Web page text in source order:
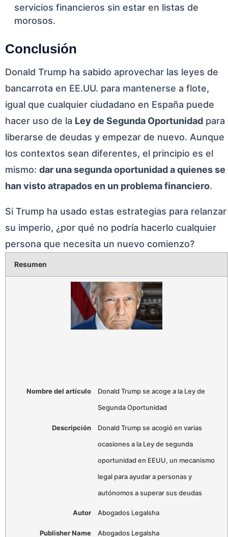
servicios financieros sin estar en listas de
morosos.
Conclusión
Donald Trump ha sabido aprovechar las leyes de
bancarrota en EE.UU. para mantenerse a flote,
igual que cualquier ciudadano en España puede
hacer uso de la Ley de Segunda Oportunidad para
liberarse de deudas y empezar de nuevo. Aunque
los contextos sean diferentes, el principio es el
mismo: dar una segunda oportunidad a quienes se
han visto atrapados en un problema financiero.
Si Trump ha usado estas estrategias para relanzar
su imperio, ¿por qué no podría hacerlo cualquier
persona que necesita un nuevo comienzo?
Resumen
Nombre del artículo
Donald Trump se acoge a la Ley de
Segunda Oportunidad
Descripción
Donald Trump se acogió en varias
ocasiones a la Ley de segunda
oportunidad en EEUU, un mecanismo
legal para ayudar a personas y
autónomos a superar sus deudas
Autor Abogados Legalsha
Publisher Name Abogados Legalsha